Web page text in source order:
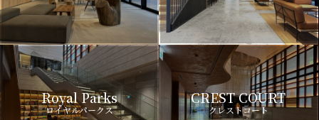
Royal Parks
ロイヤルパークス
CREST COURT
クレストコート